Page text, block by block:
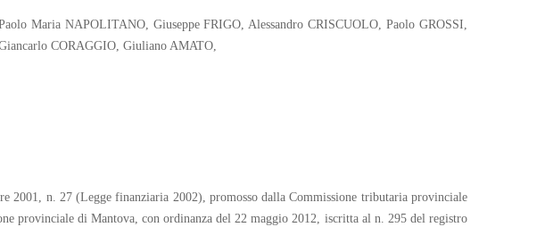
Maria NAPOLITANO, Giuseppe FRIGO, Alessandro CRISCUOLO, Paolo GROSSI,
CORAGGIO, Giuliano AMATO,
n. 27 (Legge finanziaria 2002), promosso dalla Commissione tributaria provinciale
provinciale di Mantova, con ordinanza del 22 maggio 2012, iscritta al n. 295 del registro